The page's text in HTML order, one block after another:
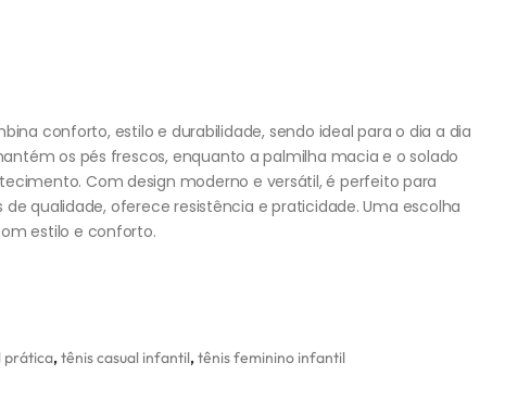
conforto, estilo e durabilidade, sendo ideal para o dia a dia
os pés frescos, enquanto a palmilha macia e o solado
Com design moderno e versátil, é perfeito para
qualidade, oferece resistência e praticidade. Uma escolha
estilo e conforto.
prática,tênis casual infantil,tênis feminino infantil